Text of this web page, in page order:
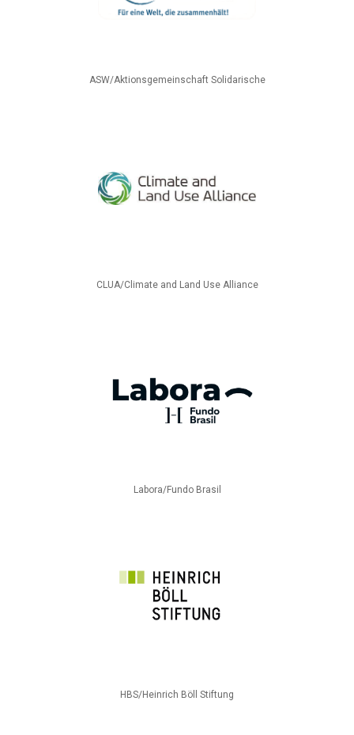
ASW/Aktionsgemeinschaft Solidarische
CLUA/Climate and Land Use Alliance
Labora/Fundo Brasil
HBS/Heinrich Böll Stiftung